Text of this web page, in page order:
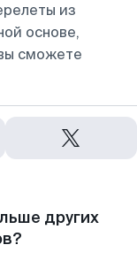
из
основе,
сможете
других